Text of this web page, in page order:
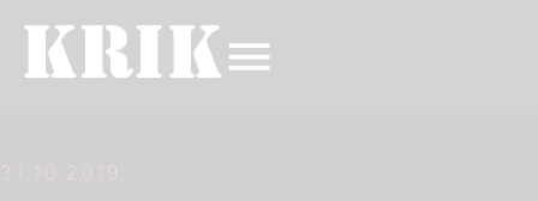
31.10.2019.